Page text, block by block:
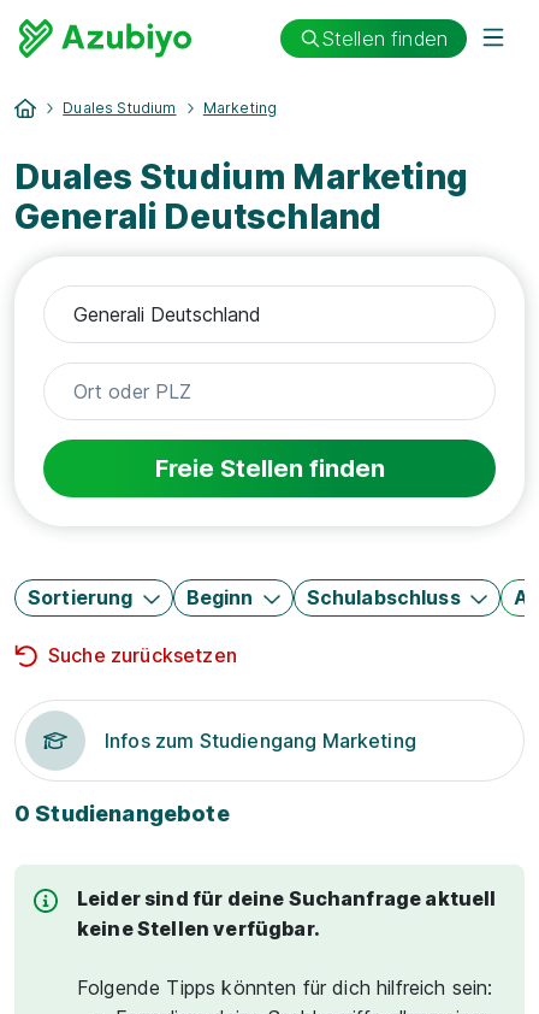
Stellen finden
Duales Studium Marketing
Duales Studium Marketing
Generali Deutschland
Freie Stellen finden
Sortierung Beginn Schulabschluss
Suche zurücksetzen
Infos zum Studiengang Marketing
0 Studienangebote
Leider sind für deine Suchanfrage aktuell
keine Stellen verfügbar.
Folgende Tipps könnten für dich hilfreich sein: